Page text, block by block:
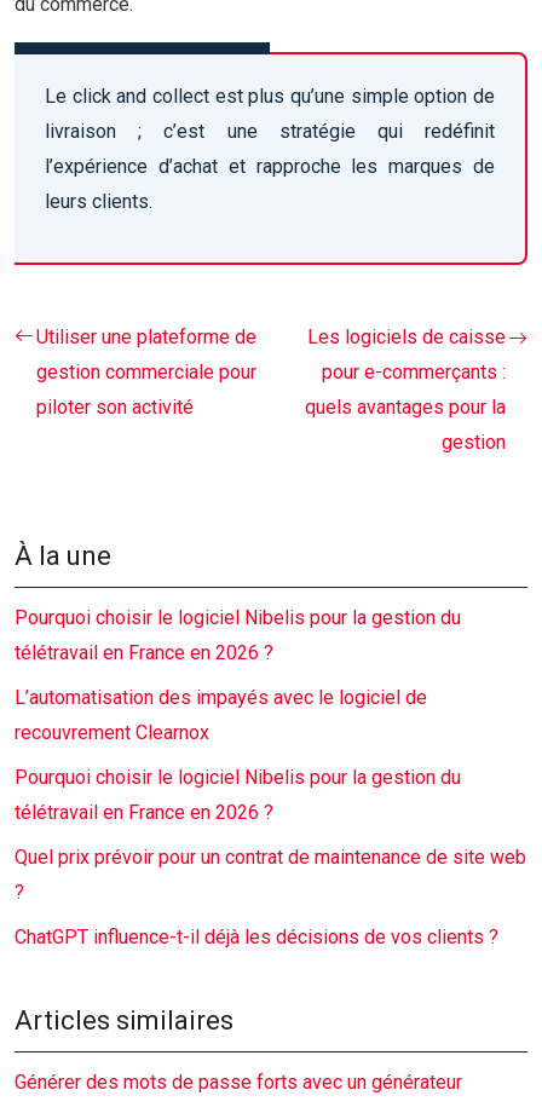
Le click and collect est plus qu’une simple option de
livraison ; c’est une stratégie qui redéfinit
l’expérience d’achat et rapproche les marques de
leurs clients.
Utiliser une plateforme de
gestion commerciale pour
piloter son activité
Les logiciels de caisse
pour e-commerçants :
quels avantages pour la
gestion
À la une
Pourquoi choisir le logiciel Nibelis pour la gestion du
télétravail en France en 2026 ?
L’automatisation des impayés avec le logiciel de
recouvrement Clearnox
Pourquoi choisir le logiciel Nibelis pour la gestion du
télétravail en France en 2026 ?
Quel prix prévoir pour un contrat de maintenance de site web
?
ChatGPT influence-t-il déjà les décisions de vos clients ?
Articles similaires
Générer des mots de passe forts avec un générateur